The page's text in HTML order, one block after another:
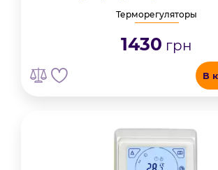
Терморегуляторы
1430 грн
В